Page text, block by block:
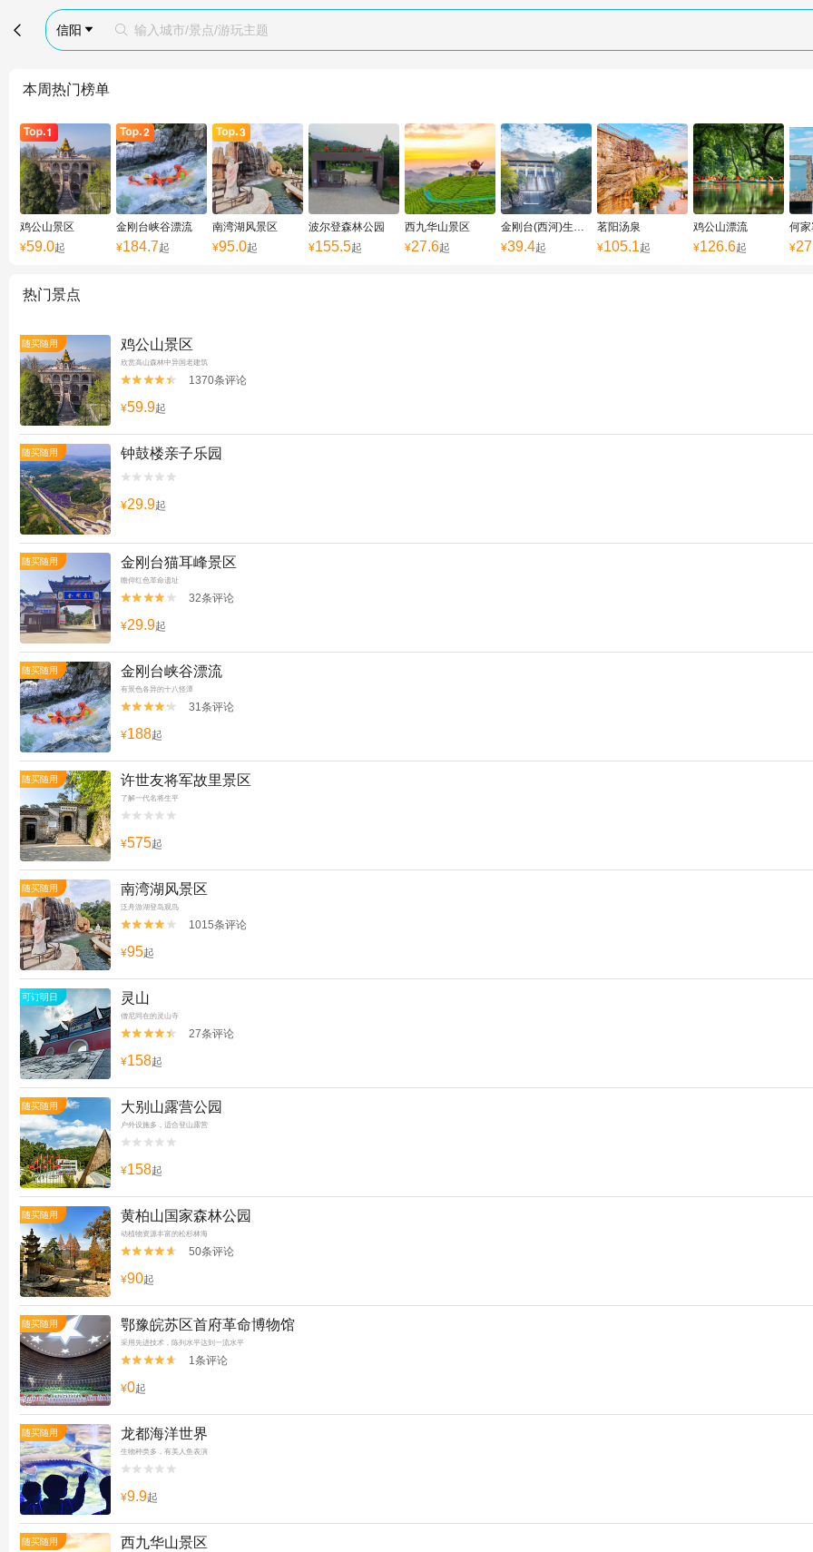
 信阳   输入城市/景点/游玩主题
本周热门榜单
鸡公山景区
¥59.0起
金刚台峡谷漂流
¥184.7起
南湾湖风景区
¥95.0起
波尔登森林公园
¥155.5起
西九华山景区
¥27.6起
金刚台(西河)生态旅游区
¥39.4起
茗阳汤泉
¥105.1起
鸡公山漂流
¥126.6起
何
¥
热门景点
随买随用 鸡公山景区
欣赏高山森林中异国老建筑

 1370条评论
¥59.9起
随买随用 钟鼓楼亲子乐园


¥29.9起
随买随用 金刚台猫耳峰景区
瞻仰红色革命遗址

 32条评论
¥29.9起
随买随用 金刚台峡谷漂流
有景色各异的十八怪潭

 31条评论
¥188起
随买随用 许世友将军故里景区
了解一代名将生平


¥575起
随买随用 南湾湖风景区
泛舟游湖登岛观鸟

 1015条评论
¥95起
可订明日 灵山
僧尼同在的灵山寺

 27条评论
¥158起
随买随用 大别山露营公园
户外设施多，适合登山露营


¥158起
随买随用 黄柏山国家森林公园
动植物资源丰富的松杉林海

 50条评论
¥90起
随买随用 鄂豫皖苏区首府革命博物馆
采用先进技术，陈列水平达到一流水平

 1条评论
¥0起
随买随用 龙都海洋世界
生物种类多，有美人鱼表演


¥9.9起
随买随用 西九华山景区